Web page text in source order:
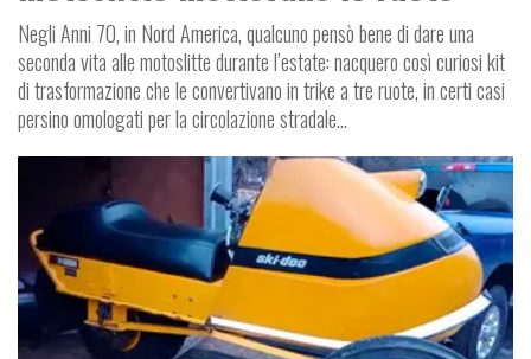
Negli Anni 70, in Nord America, qualcuno pensò bene di dare una
seconda vita alle motoslitte durante l’estate: nacquero così curiosi kit
di trasformazione che le convertivano in trike a tre ruote, in certi casi
persino omologati per la circolazione stradale…